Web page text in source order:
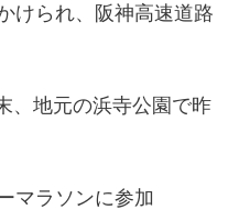
けられ、阪神高速道路
、地元の浜寺公園で昨
マラソンに参加